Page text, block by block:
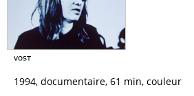
1994, documentaire, 61 min, couleur